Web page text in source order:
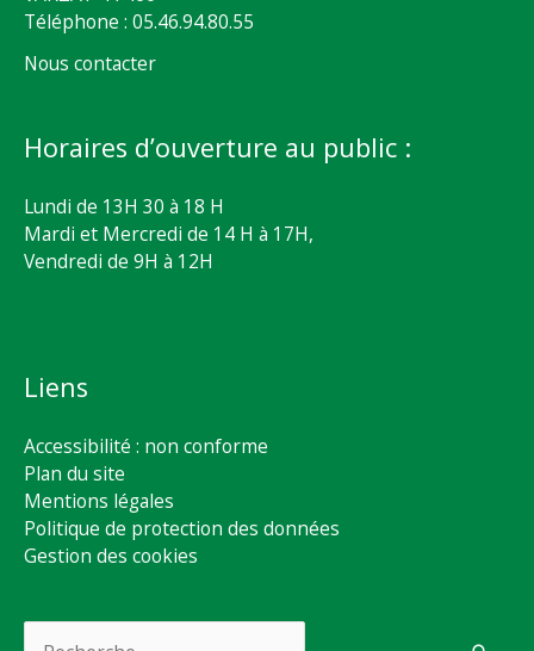
Téléphone : 05.46.94.80.55
Nous contacter
Horaires d’ouverture au public :
Lundi de 13H 30 à 18 H
Mardi et Mercredi de 14 H à 17H,
Vendredi de 9H à 12H
Liens
Accessibilité : non conforme
Plan du site
Mentions légales
Politique de protection des données
Gestion des cookies